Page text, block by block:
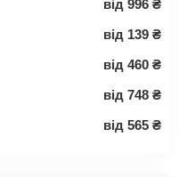
від 996 ₴
від 139 ₴
від 460 ₴
від 748 ₴
від 565 ₴